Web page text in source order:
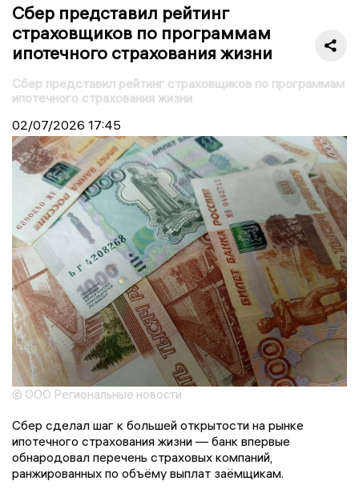
Сбер представил рейтинг
страховщиков по программам
ипотечного страхования жизни
Сбер представил рейтинг страховщиков по программам
ипотечного страхования жизни
02/07/2026 17:45
© ООО Региональные новости
Сбер сделал шаг к большей открытости на рынке
ипотечного страхования жизни — банк впервые
обнародовал перечень страховых компаний,
ранжированных по объёму выплат заёмщикам.